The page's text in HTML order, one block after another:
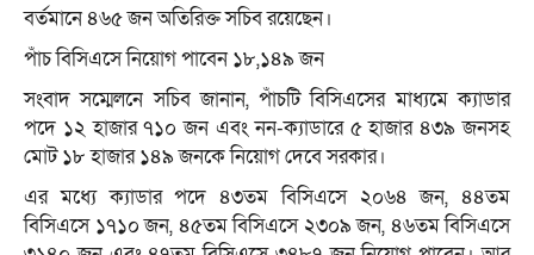
বর্তমানে ৪৬৫ জন অতিরিক্ত সচিব রয়েছেন।
পাঁচ বিসিএসে নিয়োগ পাবেন ১৮,১৪৯ জন
সংবাদ সম্মেলনে সচিব জানান, পাঁচটি বিসিএসের মাধ্যমে ক্যাডার
পদে ১২ হাজার ৭১০ জন এবং নন-ক্যাডারে ৫ হাজার ৪৩৯ জনসহ
মোট ১৮ হাজার ১৪৯ জনকে নিয়োগ দেবে সরকার।
এর মধ্যে ক্যাডার পদে ৪৩তম বিসিএসে ২০৬৪ জন, ৪৪তম
বিসিএসে ১৭১০ জন, ৪৫তম বিসিএসে ২৩০৯ জন, ৪৬তম বিসিএসে